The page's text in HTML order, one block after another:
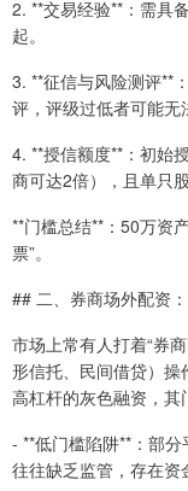
2. **交易经验**：需具
起。
3. **征信与风险测评**
评，评级过低者可能无
4. **授信额度**：初始
商可达2倍），且单只
**门槛总结**：50万资
票”。
## 二、券商场外配资
市场上常有人打着“券
形信托、民间借贷）
高杠杆的灰色融资，其
- **低门槛陷阱**：部
往往缺乏监管，存在资